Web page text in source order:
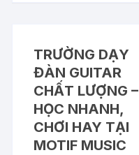
TRƯỜNG DẠY
ĐÀN GUITAR
CHẤT LƯỢNG –
HỌC NHANH,
CHƠI HAY TẠI
MOTIF MUSIC